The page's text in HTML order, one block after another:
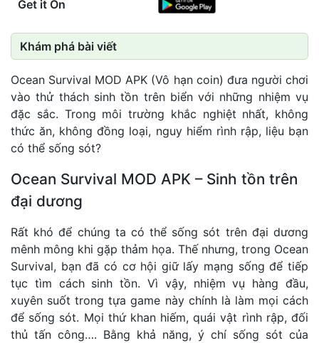
Get it On
Khám phá bài viết
Ocean Survival MOD APK (Vô hạn coin) đưa người chơi
vào thử thách sinh tồn trên biển với những nhiệm vụ
đặc sắc. Trong môi trường khắc nghiệt nhất, không
thức ăn, không đồng loại, nguy hiểm rình rập, liệu bạn
có thể sống sót?
Ocean Survival MOD APK – Sinh tồn trên
đại dương
Rất khó để chúng ta có thể sống sót trên đại dương
mênh mông khi gặp thảm họa. Thế nhưng, trong Ocean
Survival, bạn đã có cơ hội giữ lấy mạng sống để tiếp
tục tìm cách sinh tồn. Vì vậy, nhiệm vụ hàng đầu,
xuyên suốt trong tựa game này chính là làm mọi cách
để sống sót. Mọi thứ khan hiếm, quái vật rình rập, đối
thủ tấn công…. Bằng khả năng, ý chí sống sót của